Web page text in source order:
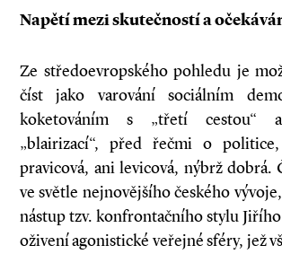
Napětí mezi skutečností a
Ze středoevropského pohledu je
číst jako varování sociálním
koketováním s „třetí cestou“ a
„blairizací“, před řečmi o
pravicová, ani levicová, nýbrž
ve světle nejnovějšího českého
nástup tzv. konfrontačního stylu
oživení agonistické veřejné sféry, jež